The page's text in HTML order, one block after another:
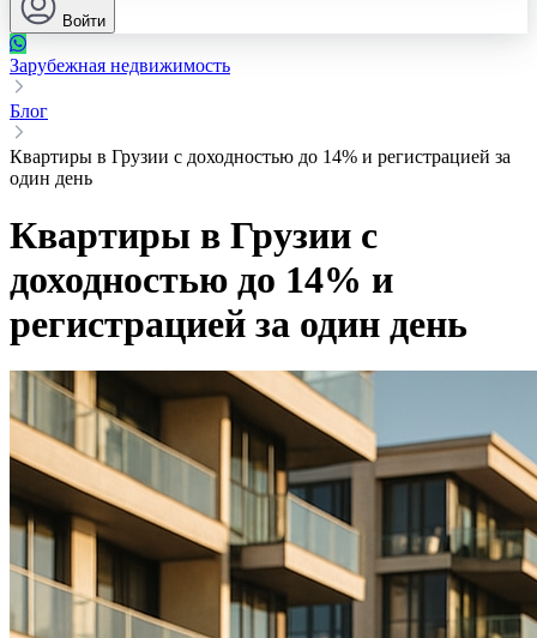
Войти
Зарубежная недвижимость
Блог
Квартиры в Грузии с доходностью до 14% и регистрацией за
один день
Квартиры в Грузии с
доходностью до 14% и
регистрацией за один день